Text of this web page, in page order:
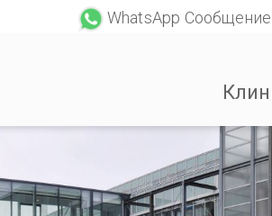
WhatsApp Сообщение